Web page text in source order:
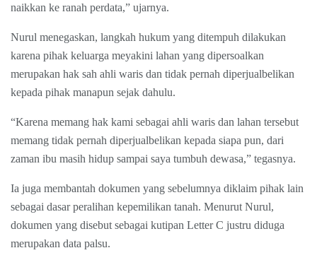
naikkan ke ranah perdata,” ujarnya.
Nurul menegaskan, langkah hukum yang ditempuh dilakukan
karena pihak keluarga meyakini lahan yang dipersoalkan
merupakan hak sah ahli waris dan tidak pernah diperjualbelikan
kepada pihak manapun sejak dahulu.
“Karena memang hak kami sebagai ahli waris dan lahan tersebut
memang tidak pernah diperjualbelikan kepada siapa pun, dari
zaman ibu masih hidup sampai saya tumbuh dewasa,” tegasnya.
Ia juga membantah dokumen yang sebelumnya diklaim pihak lain
sebagai dasar peralihan kepemilikan tanah. Menurut Nurul,
dokumen yang disebut sebagai kutipan Letter C justru diduga
merupakan data palsu.